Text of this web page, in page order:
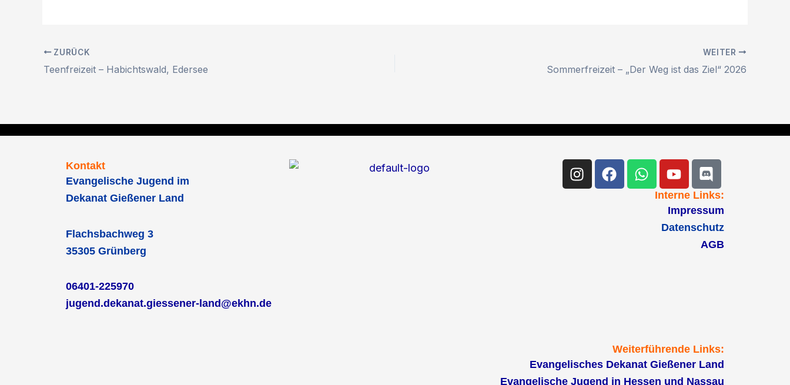
ZURÜCK
Teenfreizeit – Habichtswald, Edersee
WEITER
Sommerfreizeit – „Der Weg ist das Ziel“ 2026
Kontakt
Evangelische Jugend im
Dekanat Gießener Land
Flachsbachweg 3
35305 Grünberg
06401-225970
jugend.dekanat.giessener-land@ekhn.de
Instagram
FacebookWhatsapp
YoutubeDiscord
Interne Links:
Impressum
Datenschutz
AGB
Weiterführende Links:
Evangelisches Dekanat Gießener Land
Evangelische Jugend in Hessen und Nassau